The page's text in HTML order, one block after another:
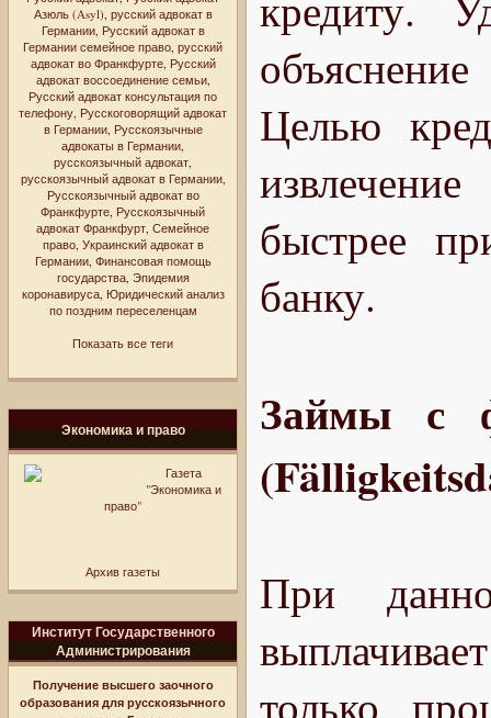
Азюль (Asyl), русский адвокат в
Германии, Русский адвокат в
Германии семейное право, русский
адвокат во Франкфурте, Русский
адвокат воссоединение семьи,
Русский адвокат консультация по
телефону, Русскоговорящий адвокат
в Германии, Русскоязычные
адвокаты в Германии,
русскоязычный адвокат,
русскоязычный адвокат в Германии,
Русскоязычный адвокат во
Франкфурте, Русскоязычный
адвокат Франкфурт, Семейное
право, Украинский адвокат в
Германии, Финансовая помощь
государства, Эпидемия
коронавируса, Юридический анализ
по поздним переселенцам
Показать все теги
Экономика и право
Газета
"Экономика и
право"
Архив газеты
Институт Государственного
Администрирования
Получение высшего заочного
образования для русскоязычного
Целью
быстрее
банку.
Займы с
При
только